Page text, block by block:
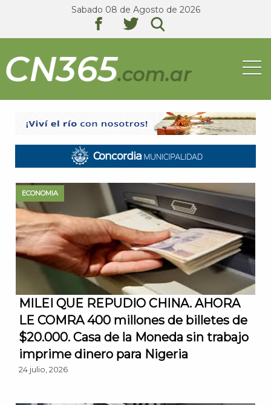
Sabado 08 de Agosto de 2026
texto texto texto
ECONOMIA
MILEI QUE REPUDIO CHINA. AHORA
LE COMRA 400 millones de billetes de
$20.000. Casa de la Moneda sin trabajo
imprime dinero para Nigeria
24 julio, 2026